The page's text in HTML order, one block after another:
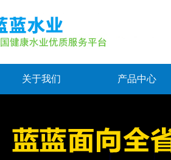
关于我们 产品中心